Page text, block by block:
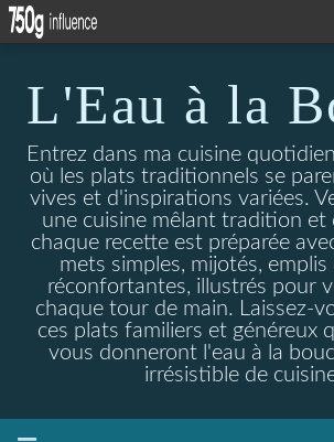
L'Eau à la
Entrez dans ma cuisine
où les plats traditionnels se
vives et d'inspirations variées.
une cuisine mêlant tradition et
chaque recette est préparée
mets simples, mijotés, emplis
réconfortantes, illustrés pour
chaque tour de main. Laissez-
ces plats familiers et généreux
vous donneront l'eau à la
irrésistible de